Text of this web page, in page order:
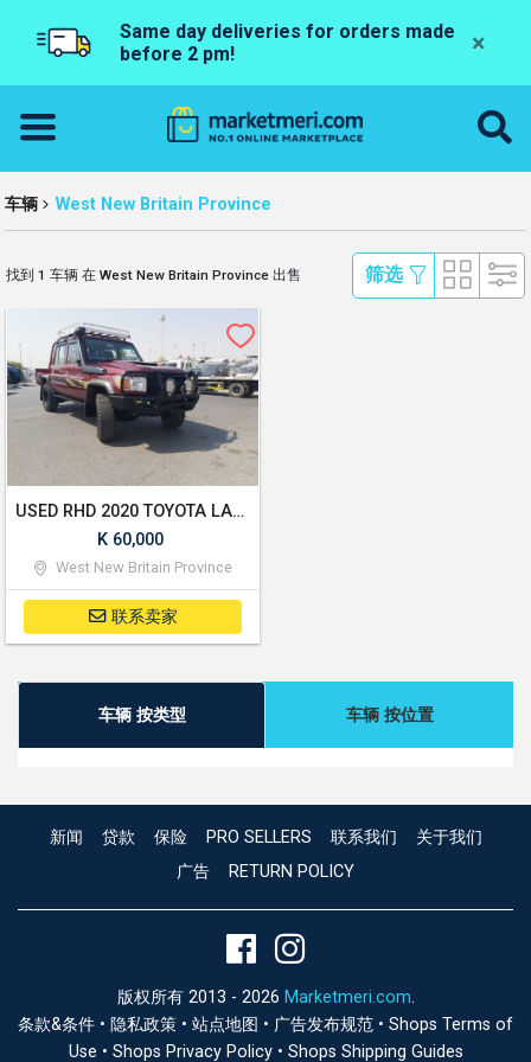
Same day deliveries for orders made
before 2 pm!
×
车辆 West New Britain Province
找到 1 车辆 在 West New Britain Province 出售 筛选
USED RHD 2020 TOYOTA LAND CRUISER GXL
K 60,000
West New Britain Province
联系卖家
车辆 按类型 车辆 按位置
新闻 贷款 保险 PRO SELLERS 联系我们
关于我们
广告
RETURN POLICY
版权所有 2013 - 2026 Marketmeri.com.
条款&条件 • 隐私政策 • 站点地图 • 广告发布规范 • Shops Terms of
Use • Shops Privacy Policy • Shops Shipping Guides